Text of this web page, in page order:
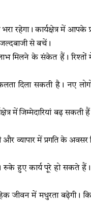
कार्यक्षेत्र में आपके
से बचें।
मिलने के संकेत हैं। रिश्तों
दिला सकती है। नए लोगों
में जिम्मेदारियां बढ़ सकती
में प्रगति के अवसर
हुए कार्य पूरे हो सकते हैं।
जीवन में मधुरता बढ़ेगी।